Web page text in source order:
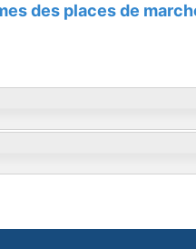
des places de